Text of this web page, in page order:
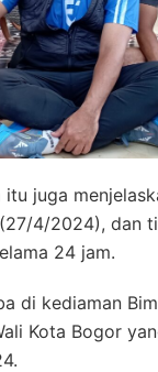
juga
4/2024), dan
24 jam.
di kediaman
Kota Bogor